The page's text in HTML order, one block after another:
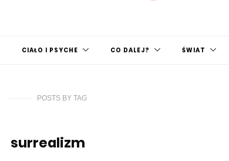
CIAŁO I PSYCHE CO DALEJ? ŚWIAT
POSTS BY TAG
surrealizm